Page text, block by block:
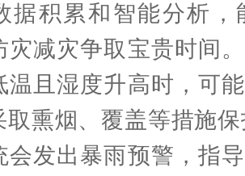
据积累和智能分析，
灾减灾争取宝贵时间
温且湿度升高时，可
取熏烟、覆盖等措施
会发出暴雨预警，指